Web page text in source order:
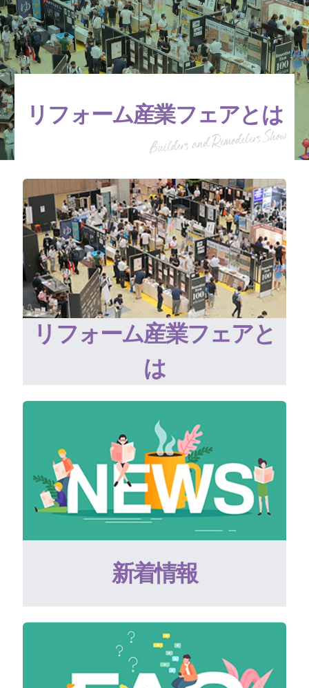
リフォーム産業フェアとは
リフォーム産業フェアと
は
新着情報